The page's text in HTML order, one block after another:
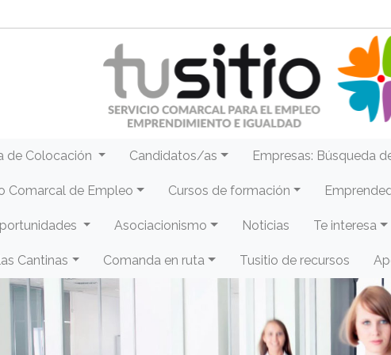
de Colocación Candidatos/as Empresas: Búsqueda
Comarcal de Empleo Cursos de formación
Asociacionismo Noticias Te interesa
Cantinas Comanda en ruta Tusitio de recursos